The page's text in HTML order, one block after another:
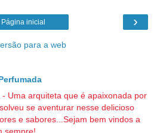
›
Página inicial
para a web
- Uma arquiteta que é apaixonada por
se aventurar nesse delicioso
e sabores...Sejam bem vindos a